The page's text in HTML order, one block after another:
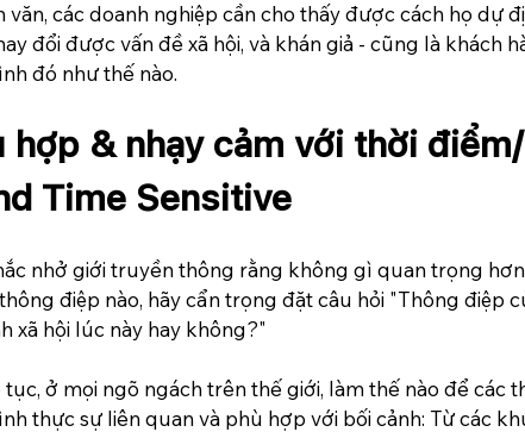
văn, các doanh nghiệp cần cho thấy được cách họ dự
đổi được vấn đề xã hội, và khán giả - cũng là khách
đó như thế nào.
hợp & nhạy cảm với thời
Time Sensitive
nhở giới truyền thông rằng không gì quan trọng
điệp nào, hãy cẩn trọng đặt câu hỏi "Thông điệp
xã hội lúc này hay không?"
tục, ở mọi ngõ ngách trên thế giới, làm thế nào để các
thực sự liên quan và phù hợp với bối cảnh: Từ các